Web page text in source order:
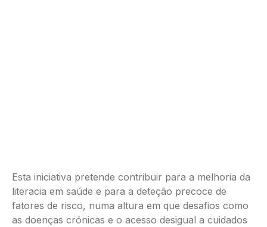
Esta iniciativa pretende contribuir para a melhoria da
literacia em saúde e para a deteção precoce de
fatores de risco, numa altura em que desafios como
as doenças crónicas e o acesso desigual a cuidados